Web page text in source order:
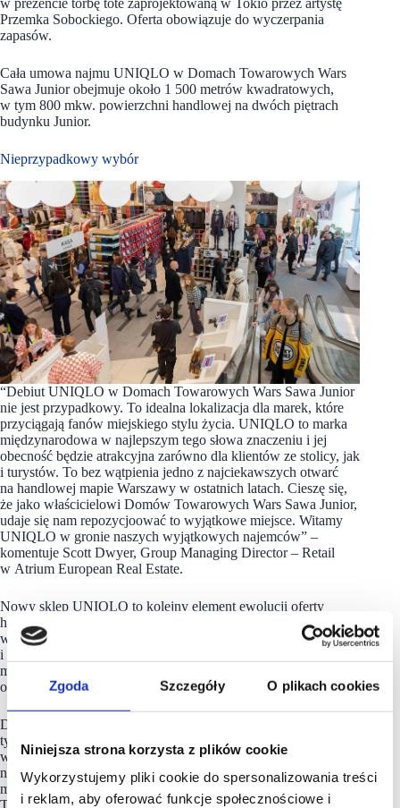
Zgoda Szczegóły O plikach cookies
Niniejsza strona korzysta z plików cookie
Wykorzystujemy pliki cookie do spersonalizowania treści
i reklam, aby oferować funkcje społecznościowe i
w prezencie torbę tote zaprojektowaną w Tokio przez artystę
Przemka Sobockiego. Oferta obowiązuje do wyczerpania
zapasów.
Cała umowa najmu UNIQLO w Domach Towarowych Wars
Sawa Junior obejmuje około 1 500 metrów kwadratowych,
w tym 800 mkw. powierzchni handlowej na dwóch piętrach
budynku Junior.
Nieprzypadkowy wybór
“Debiut UNIQLO w Domach Towarowych Wars Sawa Junior
nie jest przypadkowy. To idealna lokalizacja dla marek, które
przyciągają fanów miejskiego stylu życia. UNIQLO to marka
międzynarodowa w najlepszym tego słowa znaczeniu i jej
obecność będzie atrakcyjna zarówno dla klientów ze stolicy, jak
i turystów. To bez wątpienia jedno z najciekawszych otwarć
na handlowej mapie Warszawy w ostatnich latach. Cieszę się,
że jako właścicielowi Domów Towarowych Wars Sawa Junior,
udaje się nam repozycjoować to wyjątkowe miejsce. Witamy
UNIQLO w gronie naszych wyjątkowych najemców” –
komentuje Scott Dwyer, Group Managing Director – Retail
w Atrium European Real Estate.
Nowy sklep UNIQLO to kolejny element ewolucji oferty
handlowej Domów Towarowych Wars Sawa Junior,
w których na początku września swój innowacyjny
i największy w regionie sklep o powierzchni aż 2 400 mkw.
metrów kwadratowych na trzech piętrach budynku Sawa
otworzyła sportowa marka adidas.
Domy Towarowe Wars Sawa Junior o powierzchni ponad 36
tys. mkw. są jednym z najpopularniejszych miejsc zakupów
w Polsce. Położone w samym sercu Warszawy, cieszą się
niesłabnącą popularnością wśród warszawiaków i turystów,
mieszcząc sklepy najbardziej lubianych światowych marek.
To właśnie tutaj swoje flagowe salony posiadają sieci H&M